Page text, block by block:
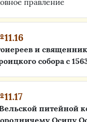
правление
и
собора с
питейной
Осипу